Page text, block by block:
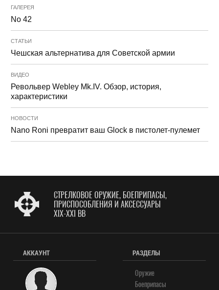
ГАЛЕРЕЯ
No 42
СТАТЬИ
Чешская альтернатива для Советской армии
ВИДЕО
Револьвер Webley Mk.IV. Обзор, история,
характеристики
НОВОСТИ
Nano Roni превратит ваш Glock в пистолет-пулемет
СТРЕЛКОВОЕ ОРУЖИЕ, БОЕПРИПАСЫ,
ПРИСПОСОБЛЕНИЯ И АКСЕССУАРЫ
XIX-XXI ВВ
АККАУНТ РАЗДЕЛЫ
Оружие
Боеприпасы